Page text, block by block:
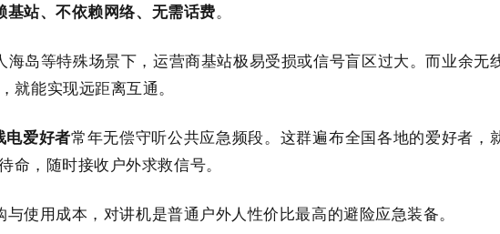
基站、不依赖网络、无需话费。
岛等特殊场景下，运营商基站极易受损或信号盲区过大。而业余无
就能实现远距离互通。
电爱好者常年无偿守听公共应急频段。这群遍布全国各地的爱好者，
命，随时接收户外求救信号。
使用成本，对讲机是普通户外人性价比最高的避险应急装备。